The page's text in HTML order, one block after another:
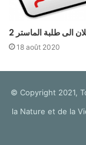
الى طلبة الماستر 2
18 août 2020
© Copyright 2021,
la Nature et de la